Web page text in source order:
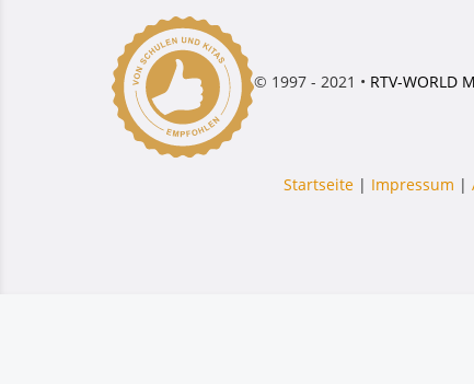
© 1997 - 2021 • RTV-WORLD
Startseite| Impressum |